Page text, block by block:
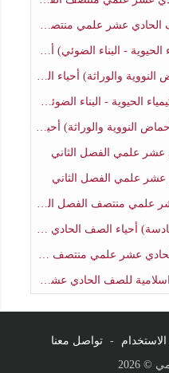
علمي منتصف الفصل الثاني
أحياء الصف الحادي عشر علمي الفصل الثاني
الصف الحادي عشر علمي منتصف الفصل الثاني
أحياء الصف الحادي عشر علمي الفصل الثاني
الصف الحادي عشر علمي منتصف الفصل الثاني
عشر علمي الفصل الثاني
عشر علمي الفصل الثاني
منتصف الفصل الثاني
عشر علمي منتصف الفصل الثاني
علمي منتصف الفصل الثاني
عشر علمي منتصف الفصل الثاني
- تواصل معنا
© 2026